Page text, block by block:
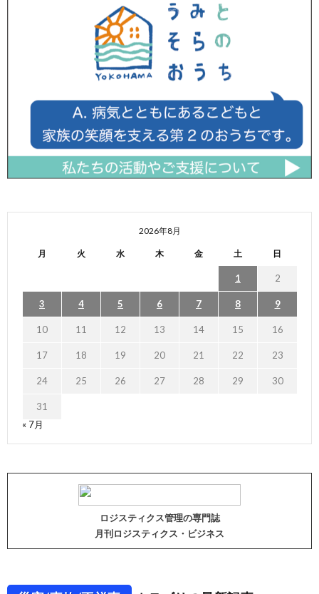
2026年8月
月 火 水 木 金 土 日
1 2
3 4 5 6 7 8 9
10 11 12 13 14 15 16
17 18 19 20 21 22 23
24 25 26 27 28 29 30
31
« 7月
ロジスティクス管理の専門誌
月刊ロジスティクス・ビジネス